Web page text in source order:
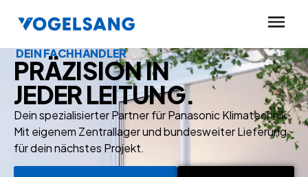
DEIN FACHHÄNDLER
PRÄZISION IN
JEDER LEITUNG.
Dein spezialisierter Partner für Panasonic Klimatechnik.
Mit eigenem Zentrallager und bundesweiter Lieferung
für dein nächstes Projekt.